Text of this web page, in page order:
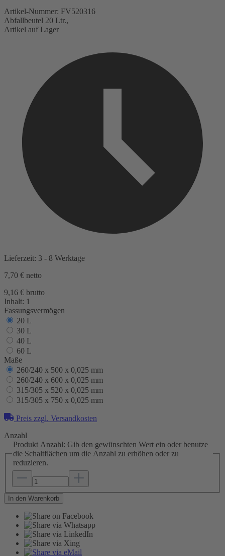
Artikel-Nummer: FV520316
Abfallbeutel 20 Ltr.,
Artikel auf Lager
Lieferzeit: 3 - 8 Werktage
7,70 € netto
9,16 € brutto
Inhalt: 1
Fassungsvermögen
20 L
30 L
40 L
60 L
Maße
260/240 x 500 x 0,025 mm
260/240 x 600 x 0,025 mm
315/305 x 520 x 0,025 mm
315/305 x 750 x 0,025 mm
Preis zzgl. Versandkosten
Anzahl
Produkt Anzahl: Gib den gewünschten Wert ein oder benutze
die Schaltflächen um die Anzahl zu erhöhen oder zu
reduzieren.
In den Warenkorb